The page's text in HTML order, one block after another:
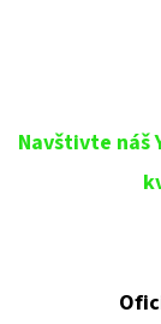
Navštivte náš